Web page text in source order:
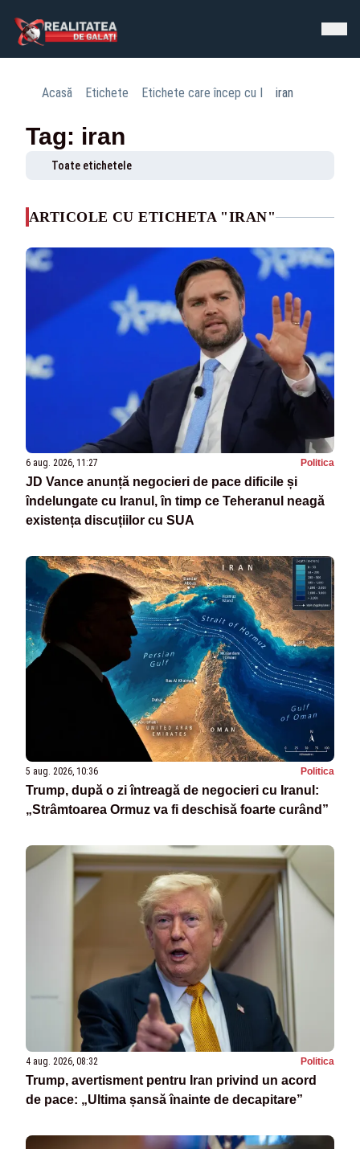
Acasă Etichete Etichete care încep cu I iran
Tag: iran
Toate etichetele
ARTICOLE CU ETICHETA "IRAN"
6 aug. 2026, 11:27 Politica
JD Vance anunță negocieri de pace dificile și
îndelungate cu Iranul, în timp ce Teheranul neagă
existența discuțiilor cu SUA
5 aug. 2026, 10:36 Politica
Trump, după o zi întreagă de negocieri cu Iranul:
„Strâmtoarea Ormuz va fi deschisă foarte curând”
4 aug. 2026, 08:32 Politica
Trump, avertisment pentru Iran privind un acord
de pace: „Ultima șansă înainte de decapitare”